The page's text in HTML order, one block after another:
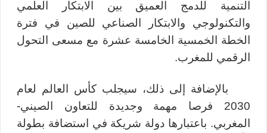
التنمية للدمج العميق بين الابتكار العلمي
والتكنولوجي والابتكار الصناعي للصين في فترة
الخطة الخمسية الخامسة عشرة مع مسعى التحول
الرقمي للمغرب.
بالإضافة إلى ذلك، سيجلب كأس العالم لعام
2030 فرصا مهمة وجديدة للتعاون الصيني-
المغربي. باعتبارها دولة شريكة في استضافة بطولة